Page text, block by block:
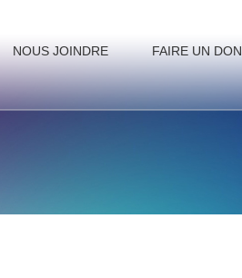
NOUS JOINDRE FAIRE UN DON